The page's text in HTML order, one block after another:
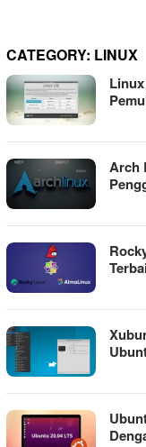
CATEGORY: LINUX
Arch